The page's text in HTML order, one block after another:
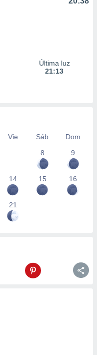
Última luz
21:13
Vie Sáb
Dom
8
9
14 15 16
21